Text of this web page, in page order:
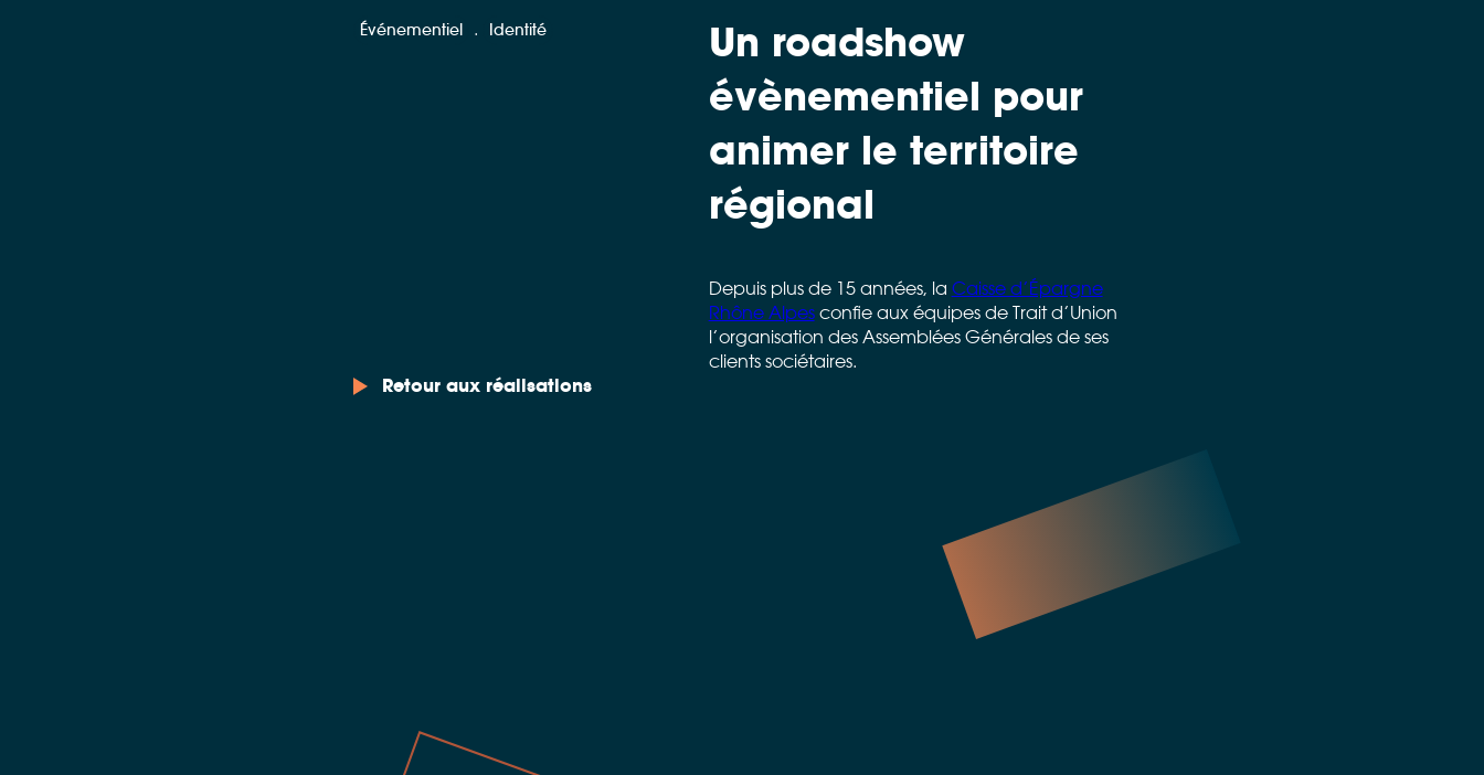
Événementiel . Identité
Un roadshow
évènementiel pour
animer le territoire
régional
Depuis plus de 15 années, la Caisse d’Épargne
Rhône Alpesconfie aux équipes de Trait d’Union
l’organisation des Assemblées Générales de ses
clients sociétaires.
Retour aux réalisations